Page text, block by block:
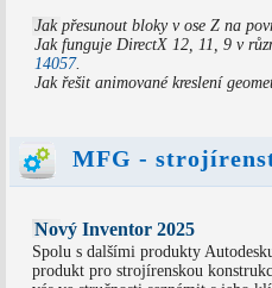
Jak přesunout bloky v ose Z na
Jak funguje DirectX 12, 11, 9 v
14057.
Jak řešit animované kreslení
MFG -
Nový Inventor 2025
Spolu s dalšími produkty
produkt pro strojírenskou